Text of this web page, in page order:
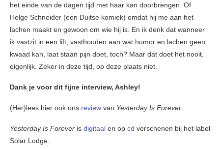
het einde van de dagen tijd met haar kan doorbrengen. Of
Helge Schneider (een Duitse komiek) omdat hij me aan het
lachen maakt en gewoon om wie hij is. En ik denk dat wanneer
ik vastzit in een lift, vasthouden aan wat humor en lachen geen
kwaad kan, laat staan pijn doet, toch? Maar dat doet het nooit,
eigenlijk. Zeker in deze tijd, op deze plaats niet.
Dank je voor dit fijne interview, Ashley!
(Her)lees hier ook ons review van Yesterday Is Forever.
Yesterday Is Forever is digitaal en op cd verschenen bij het label
Solar Lodge.